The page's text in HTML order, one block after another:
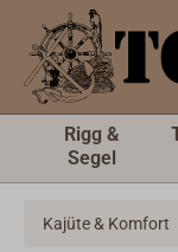
springen
Rigg &
Segel
Kajüte & Komfort